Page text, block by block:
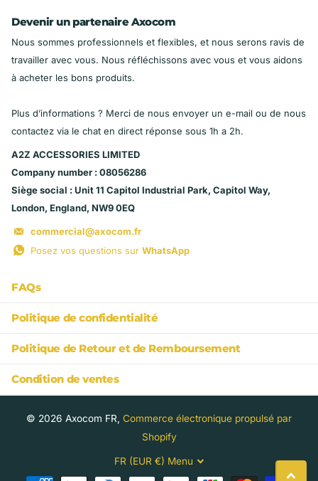
FAQs
Politique de confidentialité
Politique de Retour et de Remboursement
Condition de ventes
Devenir un partenaire Axocom
Nous sommes professionnels et flexibles, et nous serons ravis de
travailler avec vous. Nous réfléchissons avec vous et vous aidons
à acheter les bons produits.
Plus d’informations ? Merci de nous envoyer un e-mail ou de nous
contactez via le chat en direct réponse sous 1h a 2h.
A2Z ACCESSORIES LIMITED
Company number : 08056286
Siège social : Unit 11 Capitol Industrial Park, Capitol Way,
London, England, NW9 0EQ
commercial@axocom.fr
Posez vos questions sur WhatsApp
© 2026 Axocom FR, Commerce électronique propulsé par
Shopify
FR (EUR €) Menu